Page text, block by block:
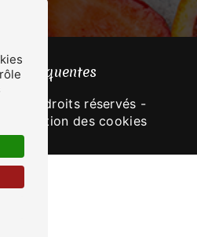
fréquentes
Tous droits réservés -
Gestion des cookies